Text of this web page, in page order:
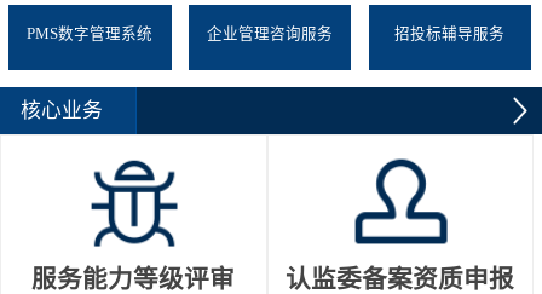
PMS数字管理系统 企业管理咨询服务 招投标辅导服务
核心业务
服务能力等级评审 认监委备案资质申报